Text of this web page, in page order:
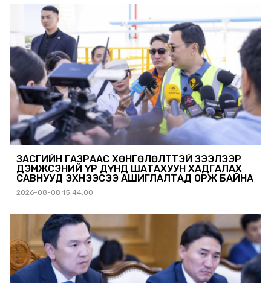
ЗАСГИЙН ГАЗРААС ХӨНГӨЛӨЛТТЭЙ ЗЭЭЛЭЭР
ДЭМЖСЭНИЙ ҮР ДҮНД ШАТАХУУН ХАДГАЛАХ
САВНУУД ЭХНЭЭСЭЭ АШИГЛАЛТАД ОРЖ БАЙНА
2026-08-08 15:44:00